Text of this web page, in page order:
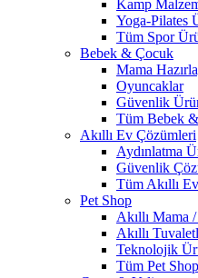
Kamp
Yoga-Pilates
Tüm Spor
Bebek & Çocuk
Mama
Oyuncaklar
Güvenlik
Tüm Bebek
Akıllı Ev Çözümleri
Aydınlatma
Güvenlik
Tüm Akıllı
Pet Shop
Akıllı Mama
Akıllı
Teknolojik
Tüm Pet Shop